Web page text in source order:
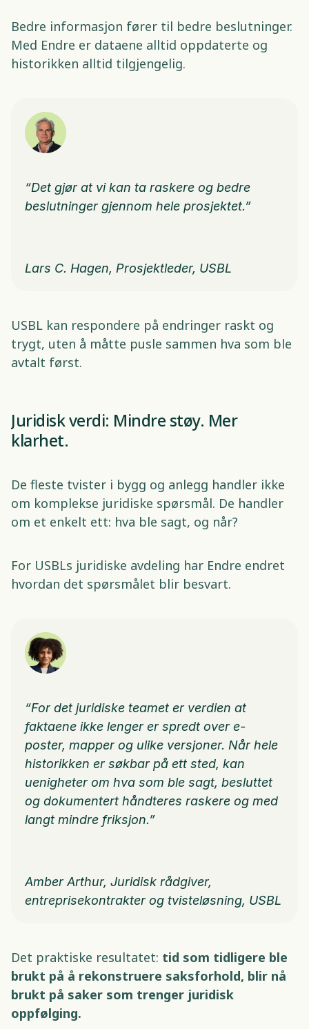
Bedre informasjon fører til bedre beslutninger.
Med Endre er dataene alltid oppdaterte og
historikken alltid tilgjengelig.
“Det gjør at vi kan ta raskere og bedre
beslutninger gjennom hele prosjektet.”
Lars C. Hagen, Prosjektleder, USBL
USBL kan respondere på endringer raskt og
trygt, uten å måtte pusle sammen hva som ble
avtalt først.
Juridisk verdi: Mindre støy. Mer
klarhet.
De fleste tvister i bygg og anlegg handler ikke
om komplekse juridiske spørsmål. De handler
om et enkelt ett: hva ble sagt, og når?
For USBLs juridiske avdeling har Endre endret
hvordan det spørsmålet blir besvart.
“For det juridiske teamet er verdien at
faktaene ikke lenger er spredt over e-
poster, mapper og ulike versjoner. Når hele
historikken er søkbar på ett sted, kan
uenigheter om hva som ble sagt, besluttet
og dokumentert håndteres raskere og med
langt mindre friksjon.”
Amber Arthur, Juridisk rådgiver,
entreprisekontrakter og tvisteløsning, USBL
Det praktiske resultatet: tid som tidligere ble
brukt på å rekonstruere saksforhold, blir nå
brukt på saker som trenger juridisk
oppfølging.